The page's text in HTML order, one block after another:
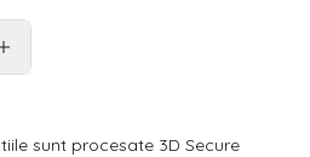
sunt procesate 3D Secure